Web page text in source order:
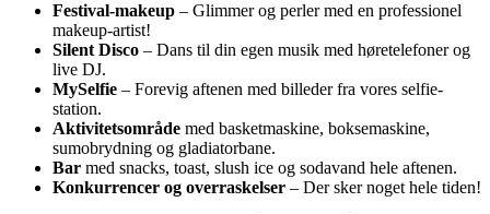
Festival-makeup – Glimmer og perler med en professionel
makeup-artist!
Silent Disco – Dans til din egen musik med høretelefoner og
live DJ.
MySelfie – Forevig aftenen med billeder fra vores selfie-
station.
Aktivitetsområde med basketmaskine, boksemaskine,
sumobrydning og gladiatorbane.
Bar med snacks, toast, slush ice og sodavand hele aftenen.
Konkurrencer og overraskelser – Der sker noget hele tiden!